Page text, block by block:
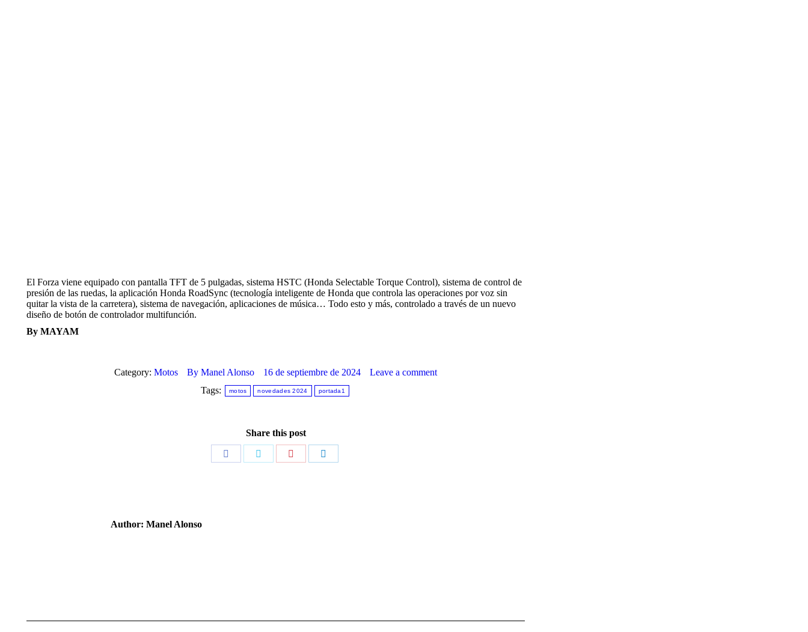
El Forza viene equipado con pantalla TFT de 5 pulgadas, sistema HSTC (Honda Selectable Torque Control), sistema de control de
presión de las ruedas, la aplicación Honda RoadSync (tecnología inteligente de Honda que controla las operaciones por voz sin
quitar la vista de la carretera), sistema de navegación, aplicaciones de música… Todo esto y más, controlado a través de un nuevo
diseño de botón de controlador multifunción.
By MAYAM
Category:Motos ByManel Alonso 16 de septiembre de 2024
Leave a comment
Tags:
motos novedades 2024 portada1
Share this post
Author: Manel Alonso